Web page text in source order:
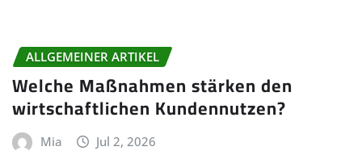
ALLGEMEINER ARTIKEL
Welche Maßnahmen stärken den
wirtschaftlichen Kundennutzen?
Mia Jul 2, 2026